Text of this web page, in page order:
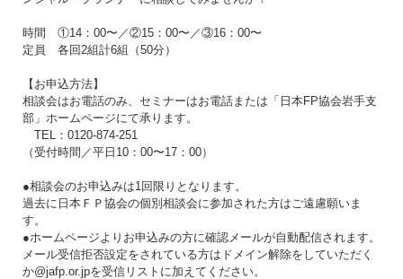
時間 ①14：00〜／②15：00〜／③16：00〜
定員 各回2組計6組（50分）
【お申込方法】
相談会はお電話のみ、セミナーはお電話または「日本FP協会岩手支
部」ホームページにて承ります。
TEL：0120-874-251
（受付時間／平日10：00〜17：00）
●相談会のお申込みは1回限りとなります。
過去に日本ＦＰ協会の個別相談会に参加された方はご遠慮願いま
す。
●ホームページよりお申込みの方に確認メールが自動配信されます。
メール受信拒否設定をされている方はドメイン解除をしていただく
か@jafp.or.jpを受信リストに加えてください。